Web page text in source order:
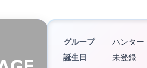
グループ
ハンター
誕生日
未登録